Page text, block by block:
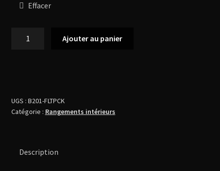
Effacer
Ajouter au panier
UGS : B201-FLTPCK
Catégorie : Rangements intérieurs
Description